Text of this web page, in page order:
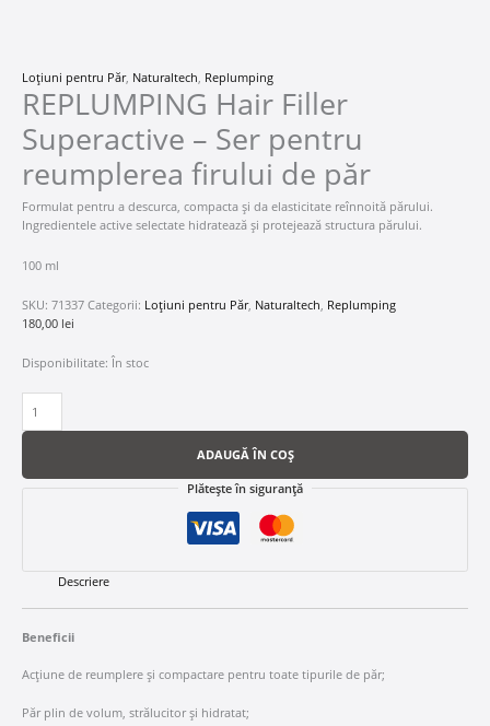
Loțiuni pentru Păr, Naturaltech Replumping
REPLUMPING Hair Filler
Superactive – Ser pentru
reumplerea firului de păr
Formulat pentru a descurca, compacta și da elasticitate reînnoită părului.
Ingredientele active selectate hidratează și protejează structura părului.
100 ml
SKU: 71337 Categorii: Loțiuni pentru Păr, Naturaltech Replumping
180,00 lei
Disponibilitate: În stoc
ADAUGĂ ÎN COȘ
Plătește în siguranță
Descriere
Beneficii
Acțiune de reumplere și compactare pentru toate tipurile de păr;
Păr plin de volum, strălucitor și hidratat;